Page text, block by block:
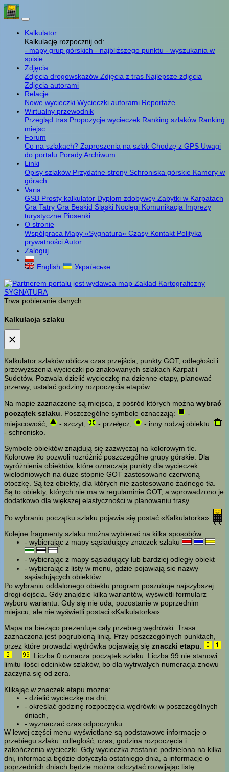
Kalkulator
Kalkulację rozpocznij od:
- mapy grup górskich - najbliższego punktu - wyszukania w
spisie
Zdjęcia
Zdjęcia drogowskazów Zdjęcia z tras Najlepsze zdjęcia
Zdjęcia autorami
Relacje
Nowe wycieczki Wycieczki autorami Reportaże
Wirtualny przewodnik
Przegląd tras Propozycje wycieczek Ranking szlaków Ranking
miejsc
Forum
Co na szlakach? Zaproszenia na szlak Chodzę z GPS Uwagi
do portalu PoradyArchiwum
Linki
Opisy szlaków Przydatne strony Schroniska górskie Kamery w
górach
Varia
GSB Prosty kalkulator Dyplom zdobywcy Zabytki w Karpatach
Gra Tatry Gra Beskid Śląski Noclegi Komunikacja Imprezy
turystyczne Piosenki
O stronie
Współpraca Mapy «Sygnatura» Czasy Kontakt Polityka
prywatnościAutor
Zaloguj
English
Українське
Trwa pobieranie danych
Kalkulacja szlaku
×
Kalkulator szlaków oblicza czas przejścia, punkty GOT, odległości i
przewyższenia wycieczki po znakowanych szlakach Karpat i
Sudetów. Pozwala dzielić wycieczkę na dzienne etapy, planować
przerwy, ustalać godziny rozpoczęcia etapów.
Na mapie zaznaczone są miejsca, z pośród których można wybrać
początek szlaku . Poszczególne symbole oznaczają:
-
miejscowość,
- szczyt, - przełęcz,
- inny rodzaj obiektu.
- schronisko.
Symbole obiektów znajdują się zazwyczaj na kolorowym tle.
Kolorowe tło pozwoli rozróżnić poszczególne grupy górskie. Dla
wyróżnienia obiektów, które oznaczają punkty dla wycieczek
wielodniowych na duże stopnie GOT zastosowano czerwoną
otoczkę. Są też obiekty, dla których nie zastosowano żadnego tła.
Są to obiekty, których nie ma w regulaminie GOT, a wprowadzono je
dodatkowo dla większej elastyczności w planowaniu trasy.
Po wybraniu początku szlaku pojawia się postać «Kalkulatorka».
Kolejne fragmenty szlaku można wybierać na kilka sposobów:
- wybierając z mapy sąsiadujący znaczek szlaku
- wybierając z mapy sąsiadujący lub bardziej odległy obiekt
- wybierając z listy w menu, gdzie pojawiają sie nazwy
sąsiadujących obiektów.
Po wybraniu oddalonego obiektu program poszukuje najszybszej
drogi dojścia. Gdy znajdzie kilka wariantów, wyświetli formularz
wyboru wariantu. Gdy się nie uda, pozostanie w poprzednim
miejscu, ale nie wyświetli postaci «Kalkulatorka».
Mapa na bieżąco prezentuje cały przebieg wędrówki. Trasa
zaznaczona jest pogrubioną linią. Przy poszczególnych punktach,
przez które prowadzi wędrówka pojawiają się znaczki etapu:
. Liczba 0 oznacza początek szlaku. Liczba 99 nie stanowi
limitu ilości odcinków szlaków, bo dla wytrwałych numeracja znowu
zaczyna się od zera.
Klikając w znaczek etapu można:
- dzielić wycieczkę na dni,
- określać godzinę rozpoczęcia wędrówki w poszczególnych
dniach,
- wyznaczać czas odpoczynku.
W lewej części menu wyświetlane są podstawowe informacje o
przebiegu szlaku: odległość, czas, godzina rozpoczęcia i
zakończenia wycieczki. Gdy wycieczka zostanie podzielona na kilka
dni, informacja będzie dotyczyła ostatniego dnia, a informacje o
poprzednich dniach będzie można odczytać rozwijając listę.